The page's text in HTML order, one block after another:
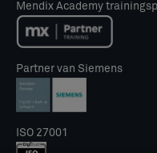
Mendix Academy
Partner van Siemens
ISO 27001